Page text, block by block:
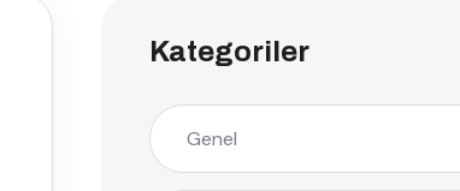
Kategoriler
Genel